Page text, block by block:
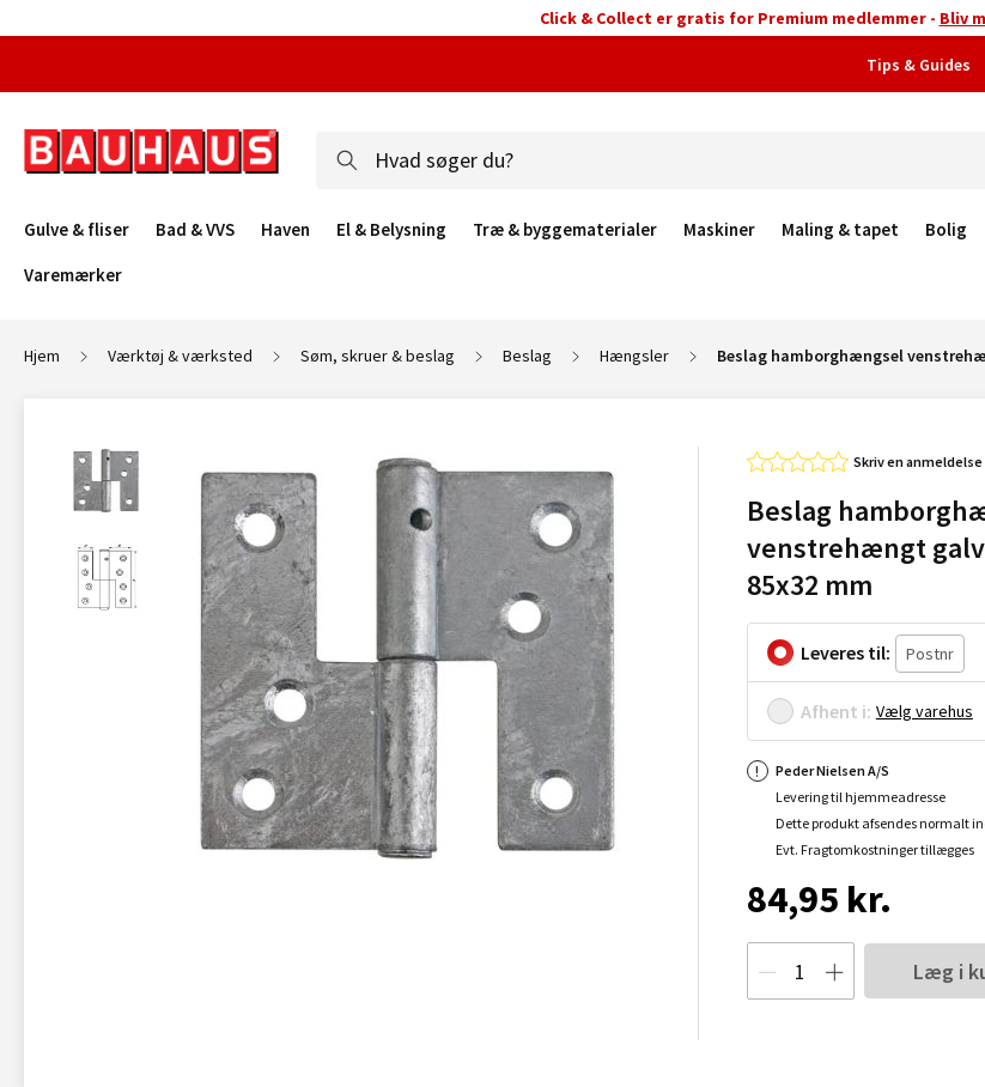
Click & Collect er gratis for Premium medlemmer - Bliv
Tips & Guides
Gulve & fliser Bad & VVS Haven El & Belysning Træ & byggematerialer Maskiner Maling & tapet Bolig
Varemærker
Hjem Værktøj & værksted Søm, skruer & beslag Beslag Hængsler Beslag hamborghængsel
Skriv en anmeldelse
Beslag
venstrehængt
85x32 mm
Leveres til:
Afhent i: Vælg varehus
Peder Nielsen A/S
Levering til hjemmeadresse
Dette produkt afsendes normalt
Evt. Fragtomkostninger tillægges
84,95 kr.
Læg i